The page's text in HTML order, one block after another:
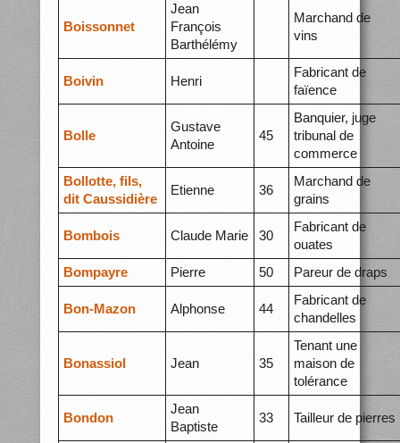
Boissonnet
Jean
François
Barthélémy
Marchand de
vins
Boivin Henri
Fabricant de
faïence
Bolle
Gustave
Antoine
45
Banquier, juge
tribunal de
commerce
Bollotte, fils,
dit Caussidière
Etienne 36
Marchand de
grains
Bombois Claude Marie 30
Fabricant de
ouates
Bompayre
Pierre 50 Pareur de draps
Bon-Mazon Alphonse 44
Fabricant de
chandelles
Bonassiol Jean 35
Tenant une
maison de
tolérance
Bondon
Jean
Baptiste
33 Tailleur de pierres